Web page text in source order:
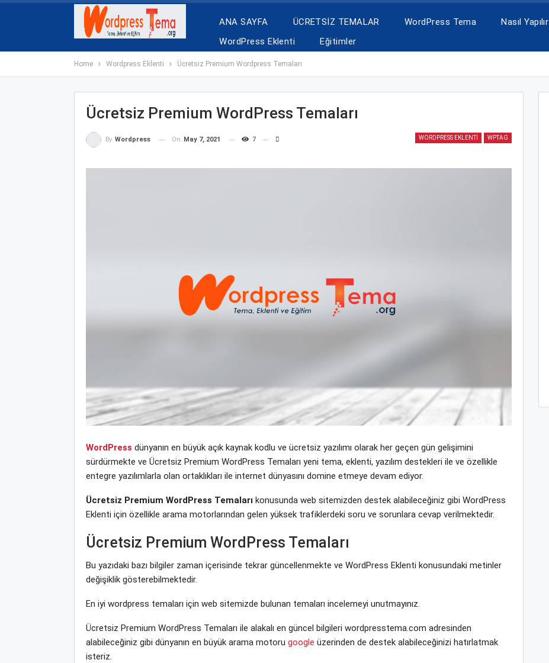
ANA SAYFA ÜCRETSİZ TEMALAR WordPress Tema Nasıl Yapılır
WordPress Eklenti
Eğitimler
Home Wordpress Eklenti Ücretsiz Premium Wordpress Temaları
Ücretsiz Premium WordPress Temaları
WORDPRESS EKLENTI WPTAG
By Wordpress On May 7, 2021 7
WordPress dünyanın en büyük açık kaynak kodlu ve ücretsiz yazılımı olarak her geçen gün gelişimini
sürdürmekte ve Ücretsiz Premium WordPress Temaları yeni tema, eklenti, yazılım destekleri ile ve özellikle
entegre yazılımlarla olan ortaklıkları ile internet dünyasını domine etmeye devam ediyor.
Ücretsiz Premium WordPress Temalarıkonusunda web sitemizden destek alabileceğiniz gibi WordPress
Eklenti için özellikle arama motorlarından gelen yüksek trafiklerdeki soru ve sorunlara cevap verilmektedir.
Ücretsiz Premium WordPress Temaları
Bu yazıdaki bazı bilgiler zaman içerisinde tekrar güncellenmekte ve WordPress Eklenti konusundaki metinler
değişiklik gösterebilmektedir.
En iyi wordpress temaları için web sitemizde bulunan temaları incelemeyi unutmayınız.
Ücretsiz Premium WordPress Temaları ile alakalı en güncel bilgileri wordpresstema.com adresinden
alabileceğiniz gibi dünyanın en büyük arama motoru google üzerinden de destek alabileceğinizi hatırlatmak
isteriz.